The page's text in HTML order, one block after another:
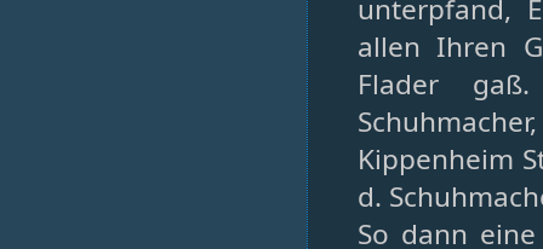
unterpfand,
allen Ihren
Flader
Kippenheim
d.
So dann